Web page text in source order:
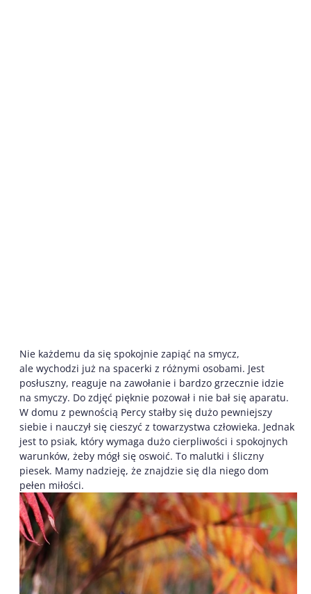
Nie każdemu da się spokojnie zapiąć na smycz,
ale wychodzi już na spacerki z różnymi osobami. Jest
posłuszny, reaguje na zawołanie i bardzo grzecznie idzie
na smyczy. Do zdjęć pięknie pozował i nie bał się aparatu.
W domu z pewnością Percy stałby się dużo pewniejszy
siebie i nauczył się cieszyć z towarzystwa człowieka. Jednak
jest to psiak, który wymaga dużo cierpliwości i spokojnych
warunków, żeby mógł się oswoić. To malutki i śliczny
piesek. Mamy nadzieję, że znajdzie się dla niego dom
pełen miłości.